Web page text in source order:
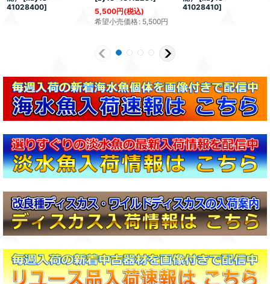
41028400]
5,500円(税込)
希望小売価格: 5,500円
41028410]